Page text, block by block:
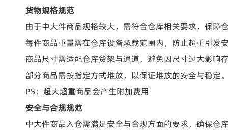
货物规格规范
由于中大件商品规格较大，需符合仓库相关要求，保障
每件商品重量需在仓库设备承载范围内，防止超重引发
商品尺寸需适配仓库货架与通道，避免因尺寸过大影响
部分商品需按指定方式堆放，以保证堆放的安全与稳定
PS：超大超重商品会产生附加费用
安全与合规规范
中大件商品入仓需满足安全与合规方面的要求，确保仓